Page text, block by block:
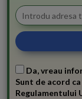
Da, vreau
Sunt de acord
Regulamentului